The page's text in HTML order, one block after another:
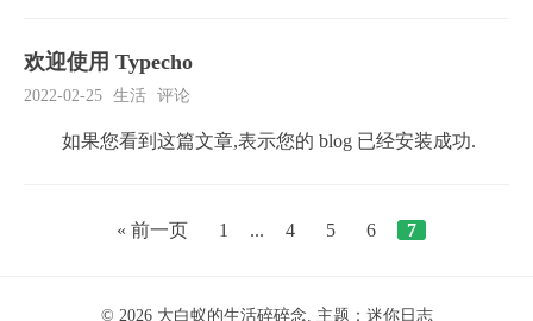
欢迎使用 Typecho
2022-02-25 生活 评论
如果您看到这篇文章,表示您的 blog 已经安装成功.
« 前一页 1 ... 4 5 6 7
© 2026 大白蚁的生活碎碎念. 主题： 迷你日志